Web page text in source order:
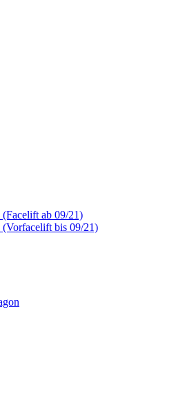
ab 09/21)
bis 09/21)